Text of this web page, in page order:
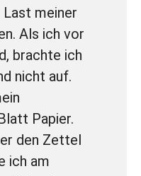
meiner
Als ich vor
brachte ich
nicht auf.
Papier.
den Zettel
ich am